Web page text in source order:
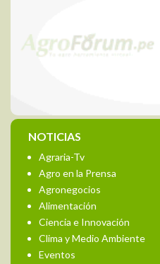
NOTICIAS
Agraria-Tv
Agro en la Prensa
Agronegocios
Alimentación
Ciencia e Innovación
Clima y Medio Ambiente
Eventos